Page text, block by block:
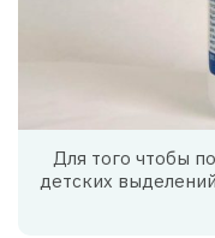
Для того чтобы
детских